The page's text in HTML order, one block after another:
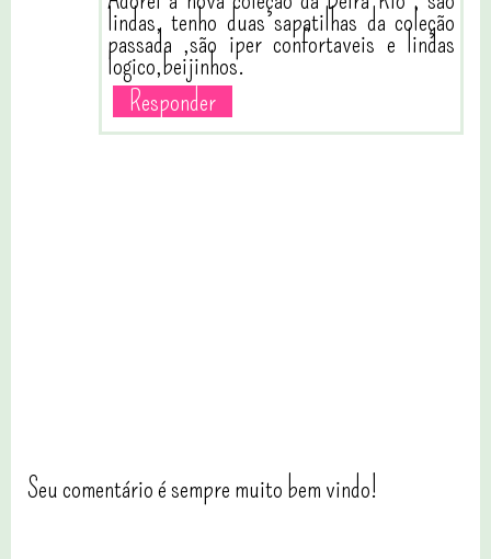
lindas, tenho duas sapatilhas da coleção
passada ,são iper confortaveis e lindas
logico,beijinhos.
Responder
Seu comentário é sempre muito bem vindo!